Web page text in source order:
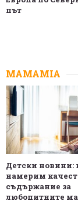
път
MAMAMIA
Детски новини:
намерим
съдържание за
любопитните